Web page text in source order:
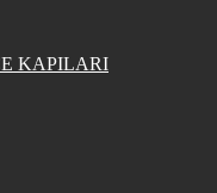
KAPILARI